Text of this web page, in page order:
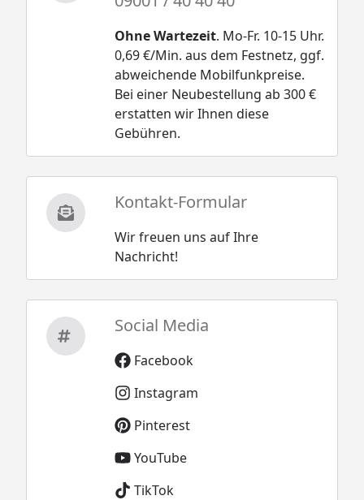
Ohne Wartezeit. Mo-Fr. 10-15 Uhr.
0,69 €/Min. aus dem Festnetz, ggf.
abweichende Mobilfunkpreise.
Bei einer Neubestellung ab 300 €
erstatten wir Ihnen diese
Gebühren.
Kontakt-Formular
Wir freuen uns auf Ihre
Nachricht!
Social Media
Facebook
Instagram
Pinterest
YouTube
TikTok